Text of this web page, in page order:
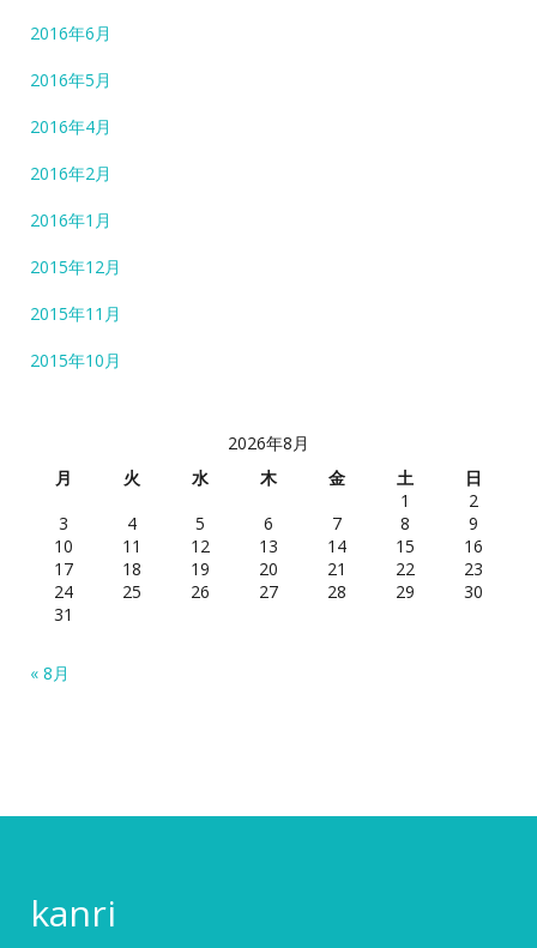
2016年6月
2016年5月
2016年4月
2016年2月
2016年1月
2015年12月
2015年11月
2015年10月
2026年8月
月
火 水 木 金 土
日
1
2
3
4 5 6 7 8
9
10
11 12 13 14 15
16
17
18 19 20 21 22
23
24
25 26 27 28 29
30
31
« 8月
kanri